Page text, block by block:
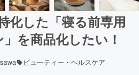
化した「寝る前専用
を商品化したい！
ビューティー・ヘルスケア